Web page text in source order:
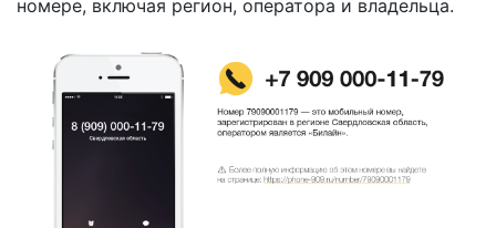
номере, включая регион, оператора и владельца.